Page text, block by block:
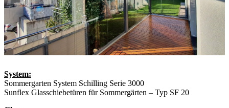
System:
Sommergarten System Schilling Serie 3000
Sunflex Glasschiebetüren für Sommergärten – Typ SF 20